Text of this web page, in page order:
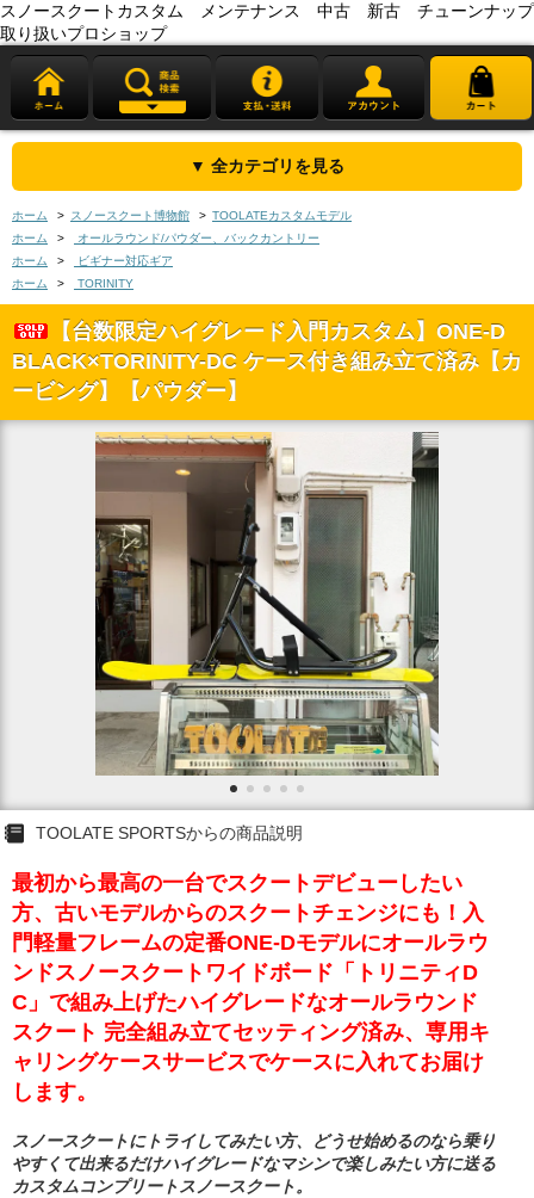
スノースクートカスタム メンテナンス 中古 新古 チューンナップ
取り扱いプロショップ
▼ 全カテゴリを見る
ホーム > スノースクート博物館 > TOOLATEカスタムモデル
ホーム
>
オールラウンド/パウダー、バックカントリー
ホーム
>
ビギナー対応ギア
ホーム
> TORINITY
【台数限定ハイグレード入門カスタム】ONE-D
BLACK×TORINITY-DC ケース付き組み立て済み【カ
ービング】【パウダー】
TOOLATE SPORTSからの商品説明
最初から最高の一台でスクートデビューしたい
方、古いモデルからのスクートチェンジにも！入
門軽量フレームの定番ONE-Dモデルにオールラウ
ンドスノースクートワイドボード「トリニティD
C」で組み上げたハイグレードなオールラウンド
スクート 完全組み立てセッティング済み、専用キ
ャリングケースサービスでケースに入れてお届け
します。
スノースクートにトライしてみたい方、どうせ始めるのなら乗り
やすくて出来るだけハイグレードなマシンで楽しみたい方に送る
カスタムコンプリートスノースクート。